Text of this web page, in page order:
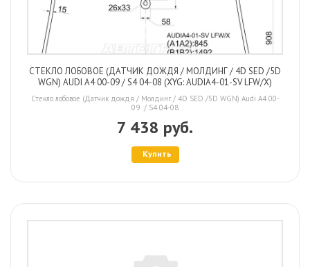
СТЕКЛО ЛОБОВОЕ (ДАТЧИК ДОЖДЯ / МОЛДИНГ / 4D SED /5D
WGN) AUDI A4 00-09 / S4 04-08 (XYG: AUDIA4-01-SV LFW/X)
Стекло лобовое (Датчик дождя / Молдинг / 4D SED /5D WGN) Audi A4 00-
09 / S4 04-08
7 438 руб.
Купить